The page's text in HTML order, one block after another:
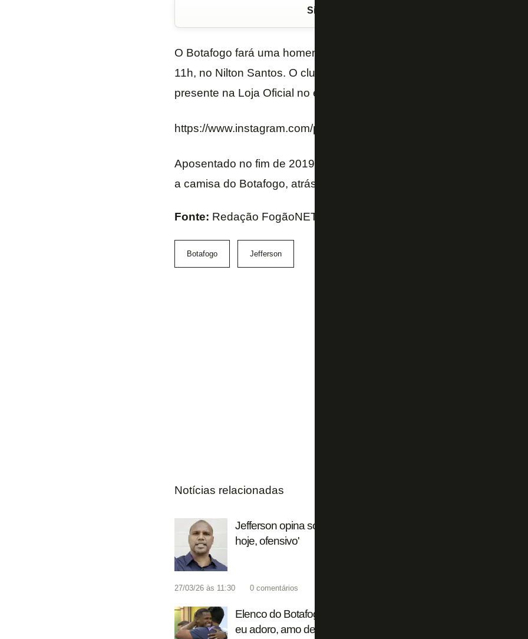
Siga o FogãoNET
O Botafogo fará uma homenagem ao ídolo Jefferson no próximo dia
11h, no Nilton Santos. O clube vai lançar uma camisa retrô do ex-
presente na Loja Oficial no estádio.
https://www.instagram.com/p/B0lwTMsBjka/
Aposentado no fim de 2019, Jefferson é um dos três jogadores com
a camisa do Botafogo, atrás apenas de Nilton Santos e Garrincha.
Fonte: Redação FogãoNET e Instagram do Botafogo
Botafogo Jefferson
Notícias relacionadas
Jefferson opina sobre busca por novo treinador: 'Tem que ter o
hoje, ofensivo'
27/03/26 às 11:30 0 comentários
Elenco do Botafogo celebra volta de Júnior Santos, e Marçal
eu adoro, amo de paixão'